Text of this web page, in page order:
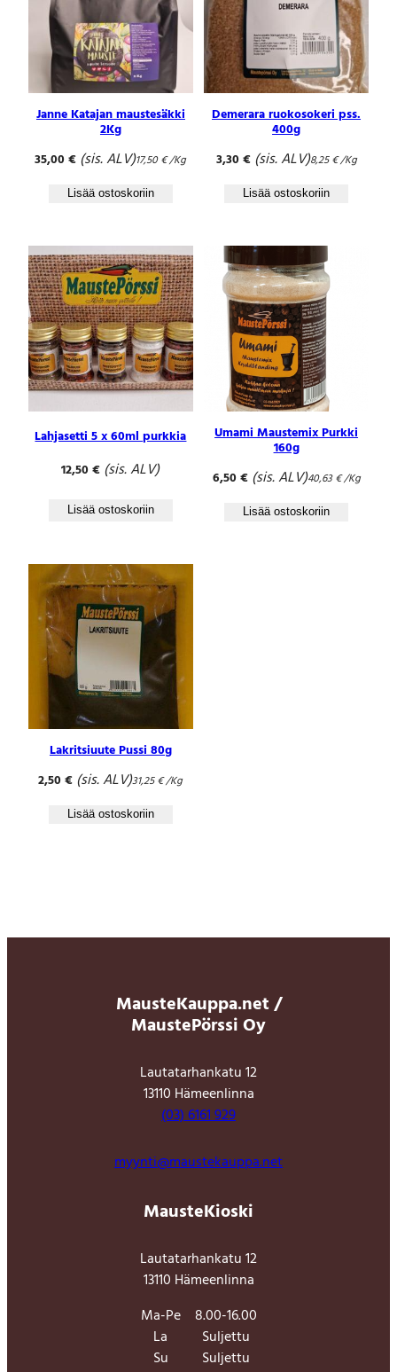
Janne Katajan maustesäkki
2Kg
35,00€ (sis. ALV)17,50€/Kg
Lisää ostoskoriin
Demerara ruokosokeri pss.
400g
3,30€ (sis. ALV)8,25€/Kg
Lisää ostoskoriin
Lahjasetti 5 x 60ml purkkia
12,50€ (sis. ALV)
Lisää ostoskoriin
Umami Maustemix Purkki
160g
6,50€ (sis. ALV)40,63€/Kg
Lisää ostoskoriin
Lakritsiuute Pussi 80g
2,50€ (sis. ALV)31,25€/Kg
Lisää ostoskoriin
MausteKauppa.net /
MaustePörssi Oy
Lautatarhankatu 12
13110 Hämeenlinna
(03) 6161 929
myynti@maustekauppa.net
MausteKioski
Lautatarhankatu 12
13110 Hämeenlinna
Ma-Pe
8.00-16.00
La
Suljettu
Su
Suljettu